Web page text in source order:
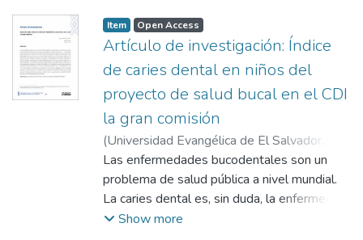
Item Open Access
Artículo de investigación: Índice
de caries dental en niños del
proyecto de salud bucal en el CDI
la gran comisión
(Universidad Evangélica de El Salvador,
2023-07)Aldana Salguero Jennifer
Elizabeth
Las enfermedades bucodentales son un
problema de salud pública a nivel mundial.
La caries dental es, sin duda, la enfermedad
bucodental más prevalente dentro de la
Show more